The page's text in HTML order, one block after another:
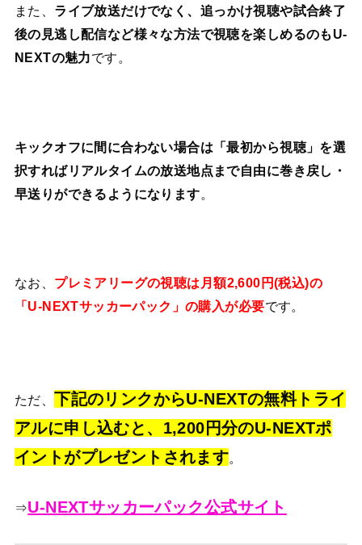
また、 ライブ放送だけでなく、追っかけ視聴や試合終了
後の見逃し配信など様々な方法で視聴を楽しめるのもU-
NEXTの魅力です。
キックオフに間に合わない場合は「最初から視聴」を選
択すればリアルタイムの放送地点まで自由に巻き戻し・
早送りができるようになります。
なお、 プレミアリーグの視聴は月額2,600円(税込)の
「U-NEXTサッカーパック」の購入が必要です。
ただ、 下記のリンクからU-NEXTの無料トライ
アルに申し込むと、1,200円分のU-NEXTポ
イントがプレゼントされます。
⇒U-NEXTサッカーパック公式サイト